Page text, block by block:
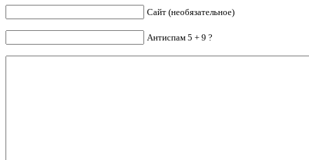
Сайт (необязательное)
Антиспам 5 + 9 ?